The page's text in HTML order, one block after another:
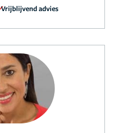
Vrijblijvend advies